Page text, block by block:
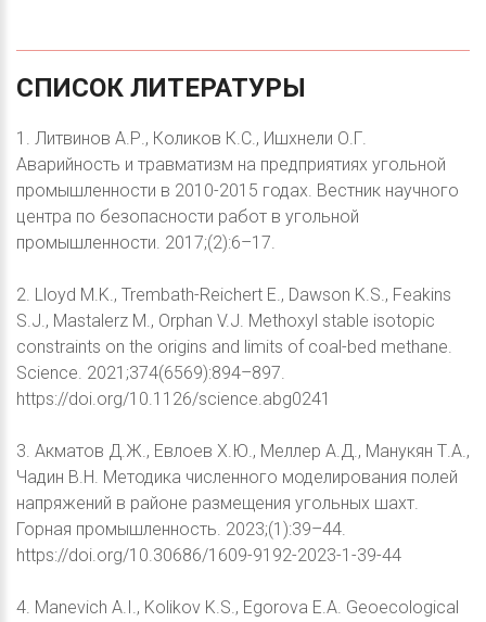
СПИСОК ЛИТЕРАТУРЫ
1. Литвинов А.Р., Коликов К.С., Ишхнели О.Г.
Аварийность и травматизм на предприятиях угольной
промышленности в 2010-2015 годах. Вестник научного
центра по безопасности работ в угольной
промышленности. 2017;(2):6–17.
2. Lloyd M.K., Trembath-Reichert E., Dawson K.S., Feakins
S.J., Mastalerz M., Orphan V.J. Methoxyl stable isotopic
constraints on the origins and limits of coal-bed methane.
Science. 2021;374(6569):894–897.
https://doi.org/10.1126/science.abg0241
3. Акматов Д.Ж., Евлоев Х.Ю., Меллер А.Д., Манукян Т.А.,
Чадин В.Н. Методика численного моделирования полей
напряжений в районе размещения угольных шахт.
Горная промышленность. 2023;(1):39–44.
https://doi.org/10.30686/1609-9192-2023-1-39-44
4. Manevich A.I., Kolikov K.S., Egorova E.A. Geoecological